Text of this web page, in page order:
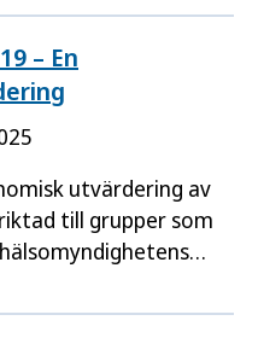
– En
utvärdering av
till grupper som